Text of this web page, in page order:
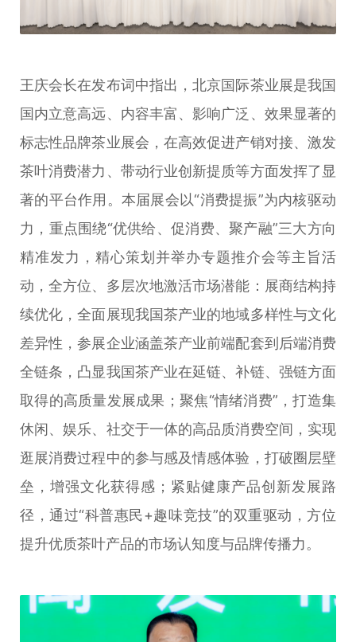
王庆会长在发布词中指出，北京国际茶业展是我国
国内立意高远、内容丰富、影响广泛、效果显著的
标志性品牌茶业展会，在高效促进产销对接、激发
茶叶消费潜力、带动行业创新提质等方面发挥了显
著的平台作用。本届展会以“消费提振”为内核驱动
力，重点围绕“优供给、促消费、聚产融”三大方向
精准发力，精心策划并举办专题推介会等主旨活
动，全方位、多层次地激活市场潜能：展商结构持
续优化，全面展现我国茶产业的地域多样性与文化
差异性，参展企业涵盖茶产业前端配套到后端消费
全链条，凸显我国茶产业在延链、补链、强链方面
取得的高质量发展成果；聚焦“情绪消费”，打造集
休闲、娱乐、社交于一体的高品质消费空间，实现
逛展消费过程中的参与感及情感体验，打破圈层壁
垒，增强文化获得感；紧贴健康产品创新发展路
径，通过“科普惠民+趣味竞技”的双重驱动，方位
提升优质茶叶产品的市场认知度与品牌传播力。